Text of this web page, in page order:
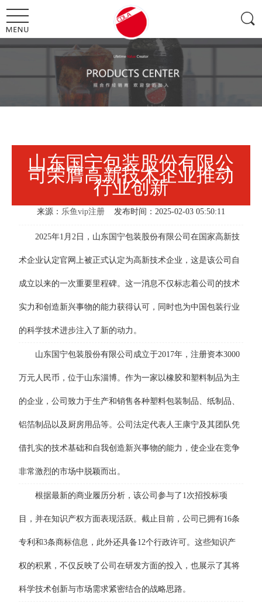
山东国宁包装股份有限公
司荣膺高新技术企业推动
行业创新
来源： 乐鱼vip注册 发布时间：2025-02-03 05:50:11
2025年1月2日，山东国宁包装股份有限公司在国家高新技
术企业认定官网上被正式认定为高新技术企业，这是该公司自
成立以来的一次重要里程碑。这一消息不仅标志着公司的技术
实力和创造新兴事物的能力获得认可，同时也为中国包装行业
的科学技术进步注入了新的动力。
山东国宁包装股份有限公司成立于2017年，注册资本3000
万元人民币，位于山东淄博。作为一家以橡胶和塑料制品为主
的企业，公司致力于生产和销售各种塑料包装制品、纸制品、
铝箔制品以及厨房用品等。公司法定代表人王康宁及其团队凭
借扎实的技术基础和自我创造新兴事物的能力，使企业在竞争
非常激烈的市场中脱颖而出。
根据最新的商业履历分析，该公司参与了1次招投标项
目，并在知识产权方面表现活跃。截止目前，公司已拥有16条
专利和3条商标信息，此外还具备12个行政许可。这些知识产
权的积累，不仅反映了公司在研发方面的投入，也展示了其将
科学技术创新与市场需求紧密结合的战略思路。